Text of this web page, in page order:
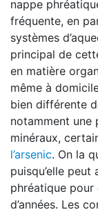
nappe
fréquente, en
systèmes
principal de
en matière
même à
bien différente
notamment une
minéraux,
l’arsenic. On la
puisqu’elle
phréatique pour
d’années. Les